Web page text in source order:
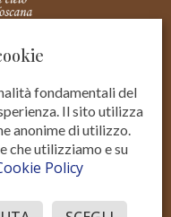
Commerciale Vendita
fondamentali del
Il sito utilizza
anonime di utilizzo.
che utilizziamo e su
Policy